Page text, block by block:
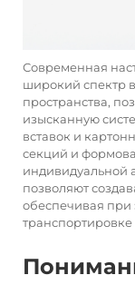
Современная
широкий спектр
пространства,
изысканную
вставок и
секций и
индивидуальной
позволяют
обеспечивая при